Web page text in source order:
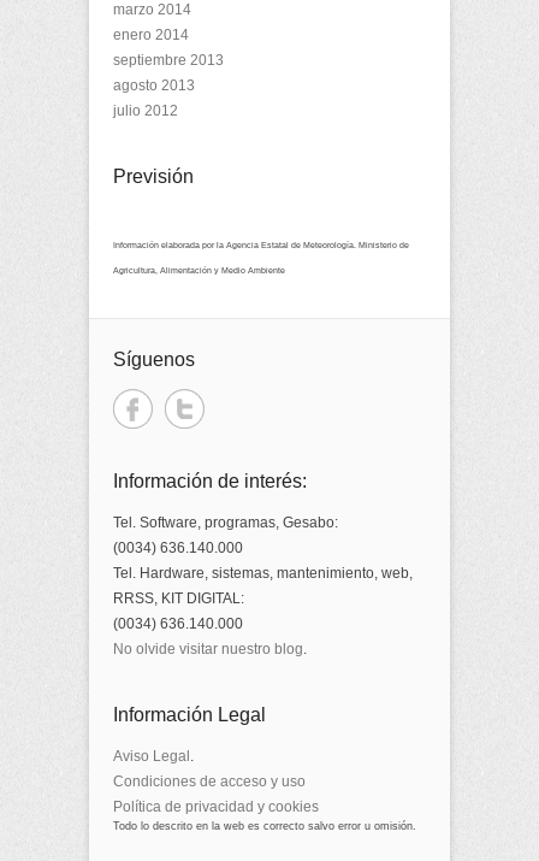
marzo 2014
enero 2014
septiembre 2013
agosto 2013
julio 2012
Previsión
Información elaborada por la Agencia Estatal de Meteorología. Ministerio de
Agricultura, Alimentación y Medio Ambiente
Síguenos
Información de interés:
Tel. Software, programas, Gesabo:
(0034) 636.140.000
Tel. Hardware, sistemas, mantenimiento, web,
RRSS, KIT DIGITAL:
(0034) 636.140.000
No olvide visitar nuestro blog.
Información Legal
Aviso Legal .
Condiciones de acceso y uso
Política de privacidad y cookies
Todo lo descrito en la web es correcto salvo error u omisión.